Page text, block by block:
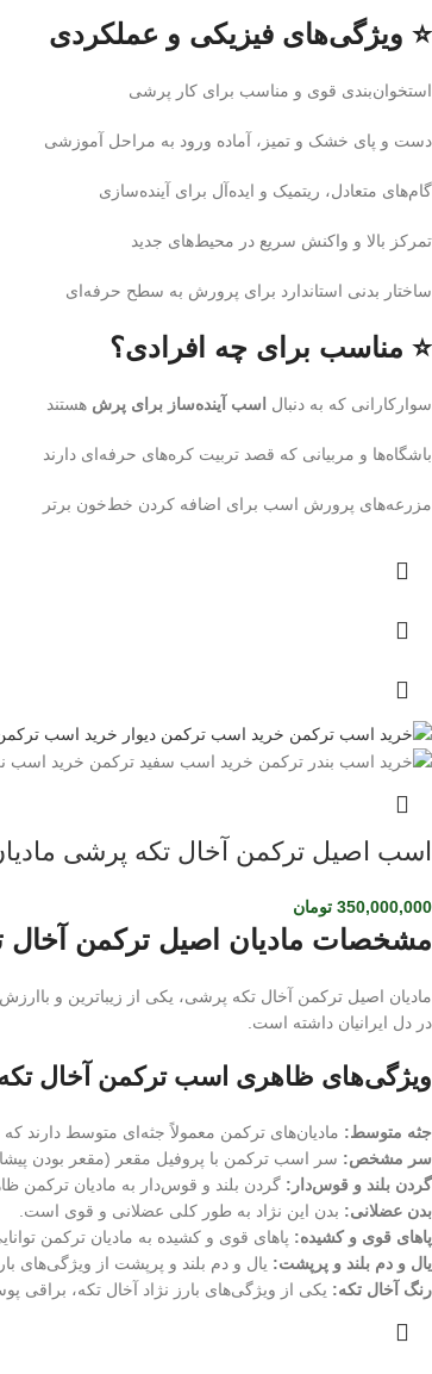
⭐ ویژگی‌های فیزیکی و عملکردی
استخوان‌بندی قوی و مناسب برای کار پرشی
دست و پای خشک و تمیز، آماده ورود به مراحل آموزشی
گام‌های متعادل، ریتمیک و ایده‌آل برای آینده‌سازی
تمرکز بالا و واکنش سریع در محیط‌های جدید
ساختار بدنی استاندارد برای پرورش به سطح حرفه‌ای
⭐ مناسب برای چه افرادی؟
سوارکارانی که به دنبال اسب آینده‌ساز برای پرش هستند
باشگاه‌ها و مربیانی که قصد تربیت کره‌های حرفه‌ای دارند
مزرعه‌های پرورش اسب برای اضافه کردن خط‌خون برتر
اسب اصیل ترکمن آخال تکه پرشی
350,000,000 تومان
مشخصات مادیان اصیل ترکمن آخال
مادیان اصیل ترکمن آخال تکه پرشی، یکی از زیباترین و
در دل ایرانیان داشته است.
ویژگی‌های ظاهری اسب ترکمن آخال
جثه متوسط: مادیان‌های ترکمن معمولاً جثه‌ای متوسط دارند
سر مشخص: سر اسب ترکمن با پروفیل مقعر (مقعر بودن
گردن بلند و قوس‌دار: گردن بلند و قوس‌دار به مادیان ترکمن
بدن عضلانی: بدن این نژاد به طور کلی عضلانی و قوی است.
پاهای قوی و کشیده: پاهای قوی و کشیده به مادیان ترکمن
یال و دم بلند و پرپشت: یال و دم بلند و پرپشت از
رنگ آخال تکه: یکی از ویژگی‌های بارز نژاد آخال تکه،